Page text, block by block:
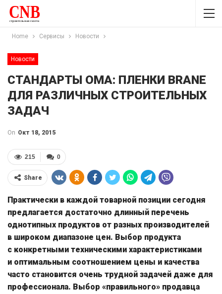
Home Сервисы Новости
Новости
СТАНДАРТЫ ОМА: ПЛЕНКИ BRANE
ДЛЯ РАЗЛИЧНЫХ СТРОИТЕЛЬНЫХ
ЗАДАЧ
On Окт 18, 2015
0
215
Share
Практически в каждой товарной позиции сегодня
предлагается достаточно длинный перечень
однотипных продуктов от разных производителей
в широком диапазоне цен. Выбор продукта
с конкретными техническими характеристиками
и оптимальным соотношением цены и качества
часто становится очень трудной задачей даже для
профессионала. Выбор «правильного» продавца